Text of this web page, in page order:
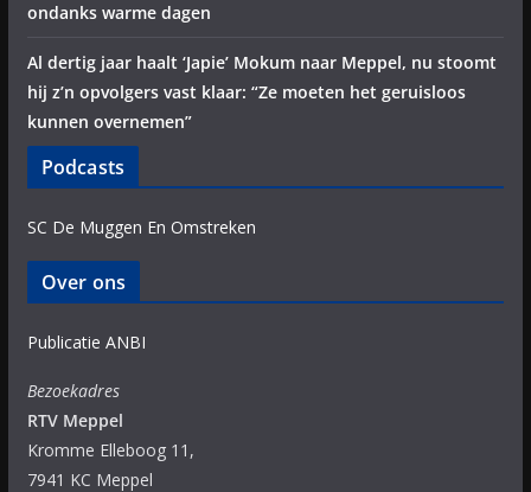
ondanks warme dagen
Al dertig jaar haalt ‘Japie’ Mokum naar Meppel, nu stoomt
hij z’n opvolgers vast klaar: “Ze moeten het geruisloos
kunnen overnemen”
Podcasts
SC De Muggen En Omstreken
Over ons
Publicatie ANBI
Bezoekadres
RTV Meppel
Kromme Elleboog 11,
7941 KC Meppel